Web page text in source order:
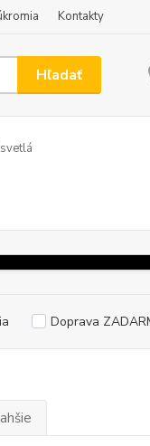
Kontakty
Hľadať
Doprava